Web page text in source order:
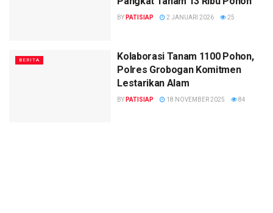
BY PATISIAP 2 JANUARI 2026 25
BERITA
Kolaborasi Tanam 1100 Pohon,
Polres Grobogan Komitmen
Lestarikan Alam
BY PATISIAP 18 NOVEMBER 2025 84